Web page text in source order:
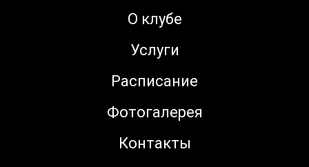
О клубе
Услуги
Расписание
Фотогалерея
Контакты